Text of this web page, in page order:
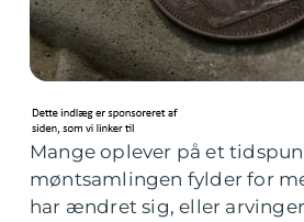
Mange oplever på et
møntsamlingen fylder for
har ændret sig, eller